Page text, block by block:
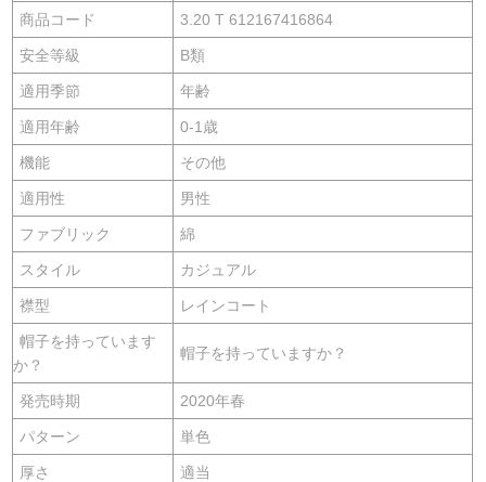
商品コード 3.20 T 612167416864
安全等級 B類
適用季節 年齢
適用年齢 0-1歳
機能 その他
適用性 男性
ファブリック 綿
スタイル カジュアル
襟型 レインコート
帽子を持っています
か？
帽子を持っていますか？
発売時期 2020年春
パターン 単色
厚さ 適当